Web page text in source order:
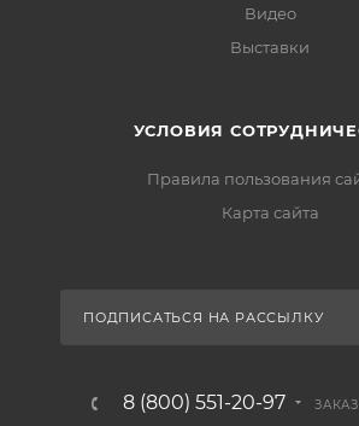
Видео
Выставки
УСЛОВИЯ
Правила пользования
Карта сайта
ПОДПИСАТЬСЯ НА РАССЫЛКУ
8 (800) 551-20-97